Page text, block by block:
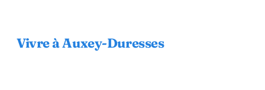
Vivre à Auxey-Duresses